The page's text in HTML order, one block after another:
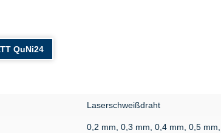
QuNi24
Laserschweißdraht
0,2 mm, 0,3 mm, 0,4 mm, 0,5